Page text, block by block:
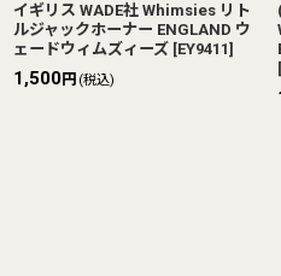
イギリス WADE社 Whimsies リト
ルジャックホーナー ENGLAND ウ
ェードウィムズィーズ [EY9411]
1,500円 (税込)
[